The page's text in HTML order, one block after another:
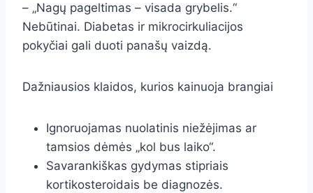
– „Nagų pageltimas – visada grybelis.“
Nebūtinai. Diabetas ir mikrocirkuliacijos
pokyčiai gali duoti panašų vaizdą.
Dažniausios klaidos, kurios kainuoja brangiai
Ignoruojamas nuolatinis niežėjimas ar
tamsios dėmės „kol bus laiko“.
Savarankiškas gydymas stipriais
kortikosteroidais be diagnozės.